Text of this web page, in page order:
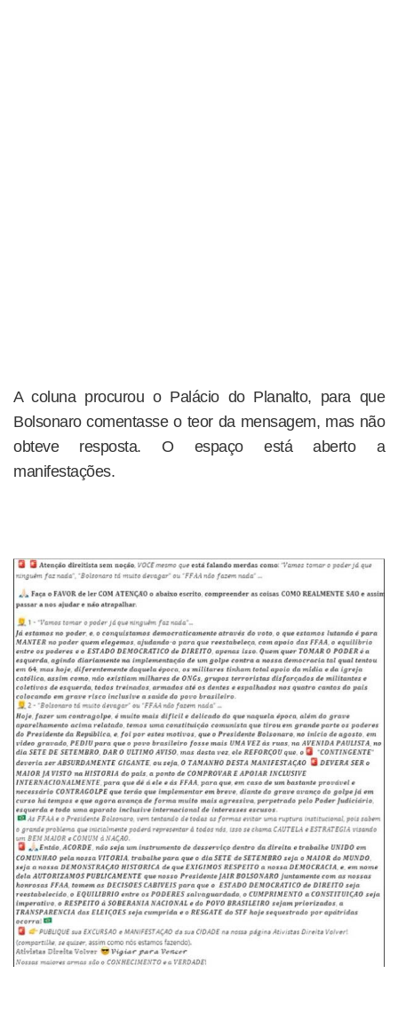
A coluna procurou o Palácio do Planalto, para que
Bolsonaro comentasse o teor da mensagem, mas não
obteve resposta. O espaço está aberto a
manifestações.